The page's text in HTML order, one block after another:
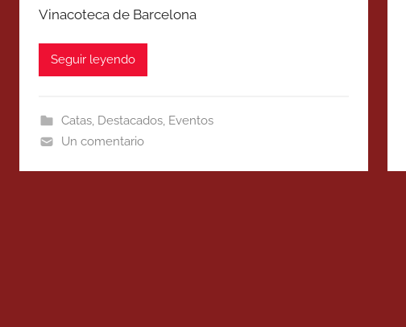
Vinacoteca de Barcelona
Seguir leyendo
Catas, Destacados, Eventos
Un comentario